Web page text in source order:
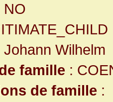
NO
Johann Wilhelm
famille :
de famille :